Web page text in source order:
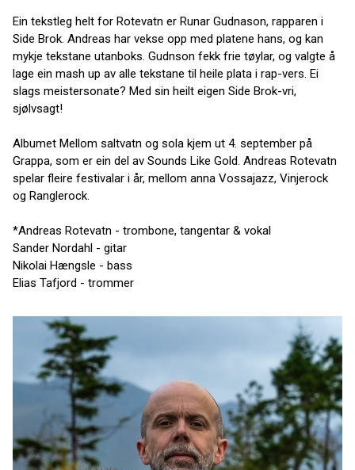
Ein tekstleg helt for Rotevatn er Runar Gudnason, rapparen i
Side Brok. Andreas har vekse opp med platene hans, og kan
mykje tekstane utanboks. Gudnson fekk frie tøylar, og valgte å
lage ein mash up av alle tekstane til heile plata i rap-vers. Ei
slags meistersonate? Med sin heilt eigen Side Brok-vri,
sjølvsagt!
Albumet Mellom saltvatn og sola kjem ut 4. september på
Grappa, som er ein del av Sounds Like Gold. Andreas Rotevatn
spelar fleire festivalar i år, mellom anna Vossajazz, Vinjerock
og Ranglerock.
*Andreas Rotevatn - trombone, tangentar & vokal
Sander Nordahl - gitar
Nikolai Hængsle - bass
Elias Tafjord - trommer